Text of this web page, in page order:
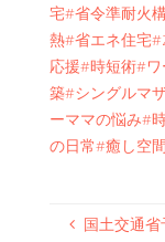
宅#省令準耐火
熱#省エネ住宅
応援#時短術#ワ
築#シングルマ
ーママの悩み#
の日常#癒し空間
国土交通